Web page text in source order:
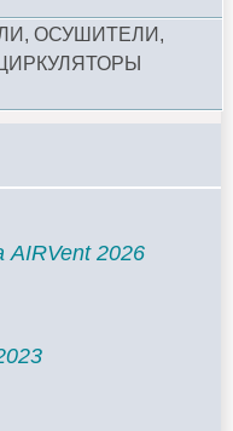
ОСУШИТЕЛИ,
2026